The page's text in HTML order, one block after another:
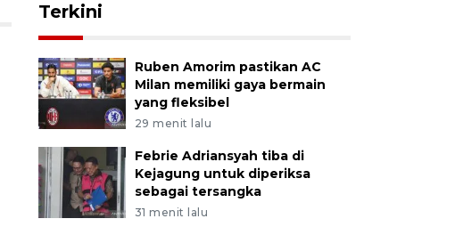
Terkini
Ruben Amorim pastikan AC
Milan memiliki gaya bermain
yang fleksibel
29 menit lalu
Febrie Adriansyah tiba di
Kejagung untuk diperiksa
sebagai tersangka
31 menit lalu